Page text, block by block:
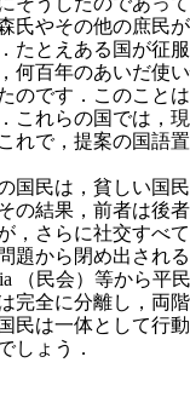
氏やその他の庶民
たとえある国が征
何百年のあいだ使
のです．このこと
これらの国では，
れで，提案の国語
国民は，貧しい国
の結果，前者は後
，さらに社交すべ
題から閉め出され
（民会）等から
完全に分離し，両
民は一体として行
しょう．